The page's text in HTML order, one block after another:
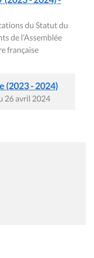
du Statut du
de l’Assemblée
française
(2023 - 2024)
26 avril 2024